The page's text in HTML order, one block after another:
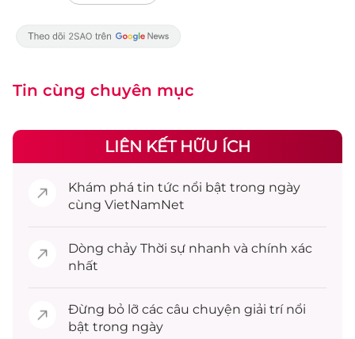
Tin cùng chuyên mục
LIÊN KẾT HỮU ÍCH
Khám phá tin tức nổi bật trong ngày
cùng VietNamNet
Dòng chảy Thời sự nhanh và chính xác
nhất
Đừng bỏ lỡ các câu chuyện giải trínổi
bật trong ngày